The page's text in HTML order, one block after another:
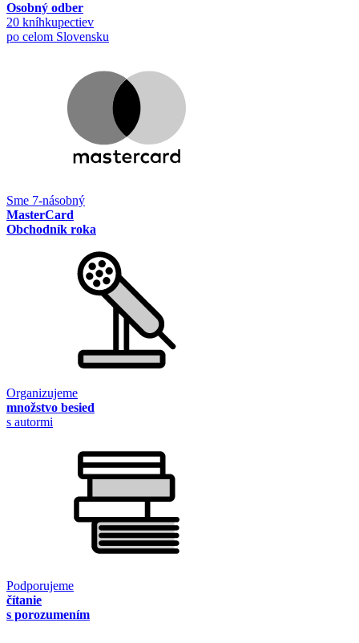
Osobný odber
20 kníhkupectiev
po celom Slovensku
Sme 7-násobný
MasterCard
Obchodník roka
Organizujeme
množstvo besied
s autormi
Podporujeme
čítanie
s porozumením